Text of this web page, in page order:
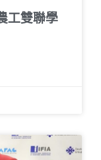
工雙聯學